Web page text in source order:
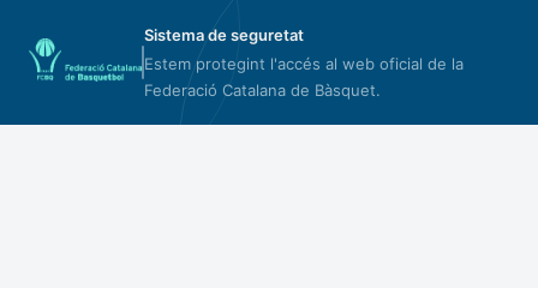
Sistema de seguretat
Estem protegint l'accés al web oficial de la
Federació Catalana de Bàsquet.